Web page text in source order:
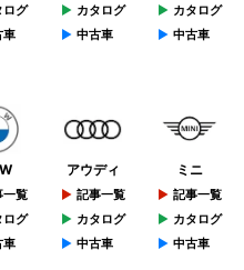
ログ
車
カタログ
中古車
カタログ
中古車
一覧
ログ
車
アウディ
記事一覧
カタログ
中古車
ミニ
記事一覧
カタログ
中古車